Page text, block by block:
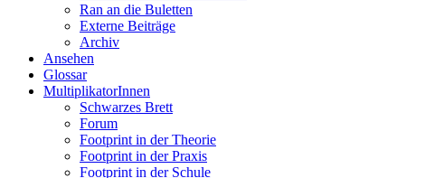
Ran an die Buletten
Externe Beiträge
Archiv
Ansehen
Glossar
MultiplikatorInnen
Schwarzes Brett
Forum
Footprint in der Theorie
Footprint in der Praxis
Footprint in der Schule